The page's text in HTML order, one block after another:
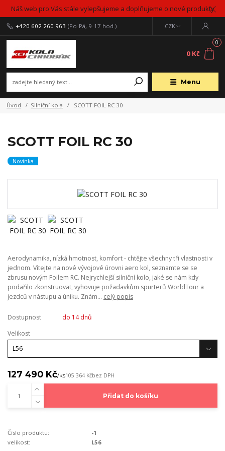
Náš web pro Vás stále vylepšujeme a doplňujeme o nové produkty
Menu
CZK
+420 602 260 963 (Po-Pá, 9-17 hod.)
0
0 Kč
Úvod Silniční kola SCOTT FOIL RC 30
SCOTT FOIL RC 30
Novinka
Aerodynamika, nízká hmotnost, komfort - chtějte všechny tři vlastnosti v
jednom. Vítejte na nové vývojové úrovni aero kol, seznamte se se
zbrusu novým Foilem RC. Nejrychlejší silniční kolo, jaké se nám kdy
podařilo zkonstruovat, vyhovuje požadavkům spurterů WorldTour a
jezdců v nástupu a úniku. Znám... celý popis
Dostupnost
do 14 dnů
Velikost
127 490 Kč/ks105 364 Kčbez DPH
Přidat do košíku
Číslo produktu:
-1
velikost:
L56